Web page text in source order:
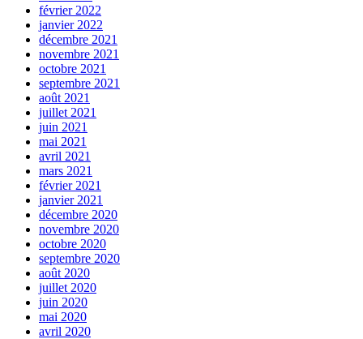
février 2022
janvier 2022
décembre 2021
novembre 2021
octobre 2021
septembre 2021
août 2021
juillet 2021
juin 2021
mai 2021
avril 2021
mars 2021
février 2021
janvier 2021
décembre 2020
novembre 2020
octobre 2020
septembre 2020
août 2020
juillet 2020
juin 2020
mai 2020
avril 2020